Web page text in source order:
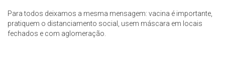
Para todos deixamos a mesma mensagem: vacina é importante,
pratiquem o distanciamento social, usem máscara em locais
fechados e com aglomeração.